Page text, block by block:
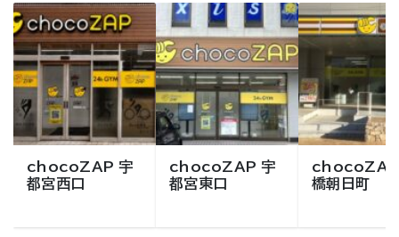
chocoZAP 宇
都宮西口
chocoZAP 宇
都宮東口
chocoZAP
橋朝日町